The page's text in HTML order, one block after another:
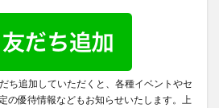
ち追加していただくと、各種イベントやセ
の優待情報などもお知らせいたします。上